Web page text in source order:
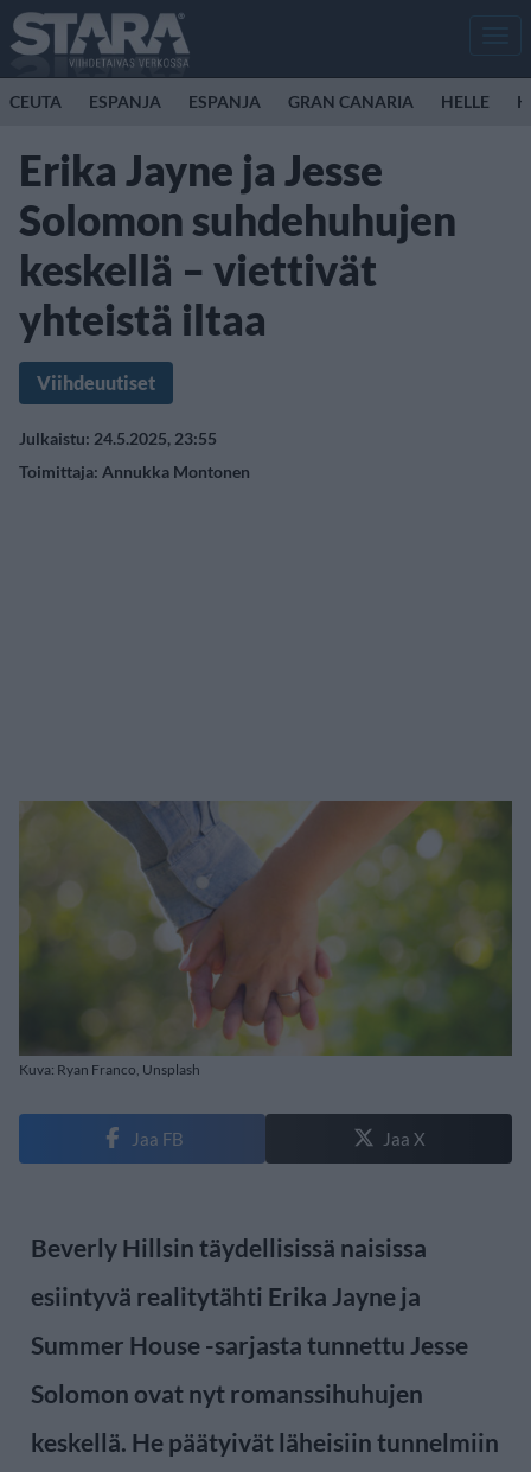
CEUTA ESPANJA ESPANJA GRAN CANARIA HELLE
Erika Jayne ja Jesse
Solomon suhdehuhujen
keskellä – viettivät
yhteistä iltaa
Viihdeuutiset
Julkaistu: 24.5.2025, 23:55
Toimittaja: Annukka Montonen
Kuva: Ryan Franco, Unsplash
Jaa FB Jaa X
Beverly Hillsin täydellisissä naisissa
esiintyvä realitytähti Erika Jayne ja
Summer House -sarjasta tunnettu Jesse
Solomon ovat nyt romanssihuhujen
keskellä. He päätyivät läheisiin tunnelmiin